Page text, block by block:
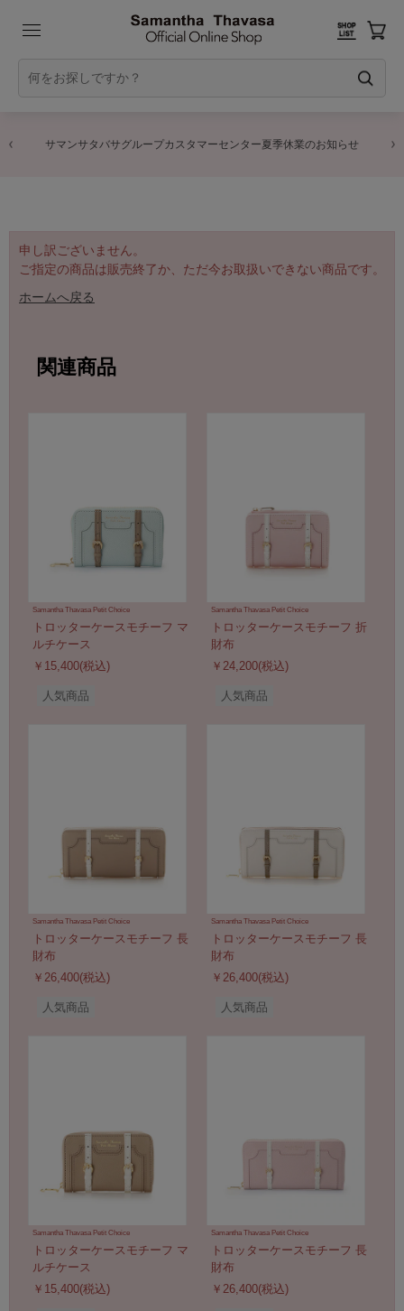
サマンサタバサグループカスタマーセンター夏季休業のお知らせ
申し訳ございません。
ご指定の商品は販売終了か、ただ今お取扱いできない商品です。
ホームへ戻る
関連商品
Samantha Thavasa Petit Choice
トロッターケースモチーフ マ
ルチケース
￥15,400(税込)
人気商品
Samantha Thavasa Petit Choice
トロッターケースモチーフ 折
財布
￥24,200(税込)
人気商品
Samantha Thavasa Petit Choice
トロッターケースモチーフ 長
財布
￥26,400(税込)
人気商品
Samantha Thavasa Petit Choice
トロッターケースモチーフ 長
財布
￥26,400(税込)
人気商品
Samantha Thavasa Petit Choice
トロッターケースモチーフ マ
ルチケース
￥15,400(税込)
Samantha Thavasa Petit Choice
トロッターケースモチーフ 長
財布
￥26,400(税込)